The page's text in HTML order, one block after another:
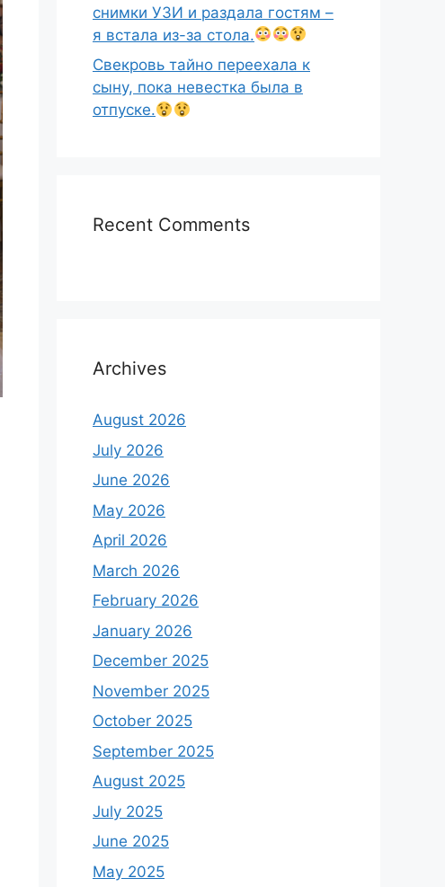
снимки УЗИ и раздала гостям –
я встала из-за стола.
Свекровь тайно переехала к
сыну, пока невестка была в
отпуске.
Recent Comments
Archives
August 2026
July 2026
June 2026
May 2026
April 2026
March 2026
February 2026
January 2026
December 2025
November 2025
October 2025
September 2025
August 2025
July 2025
June 2025
May 2025